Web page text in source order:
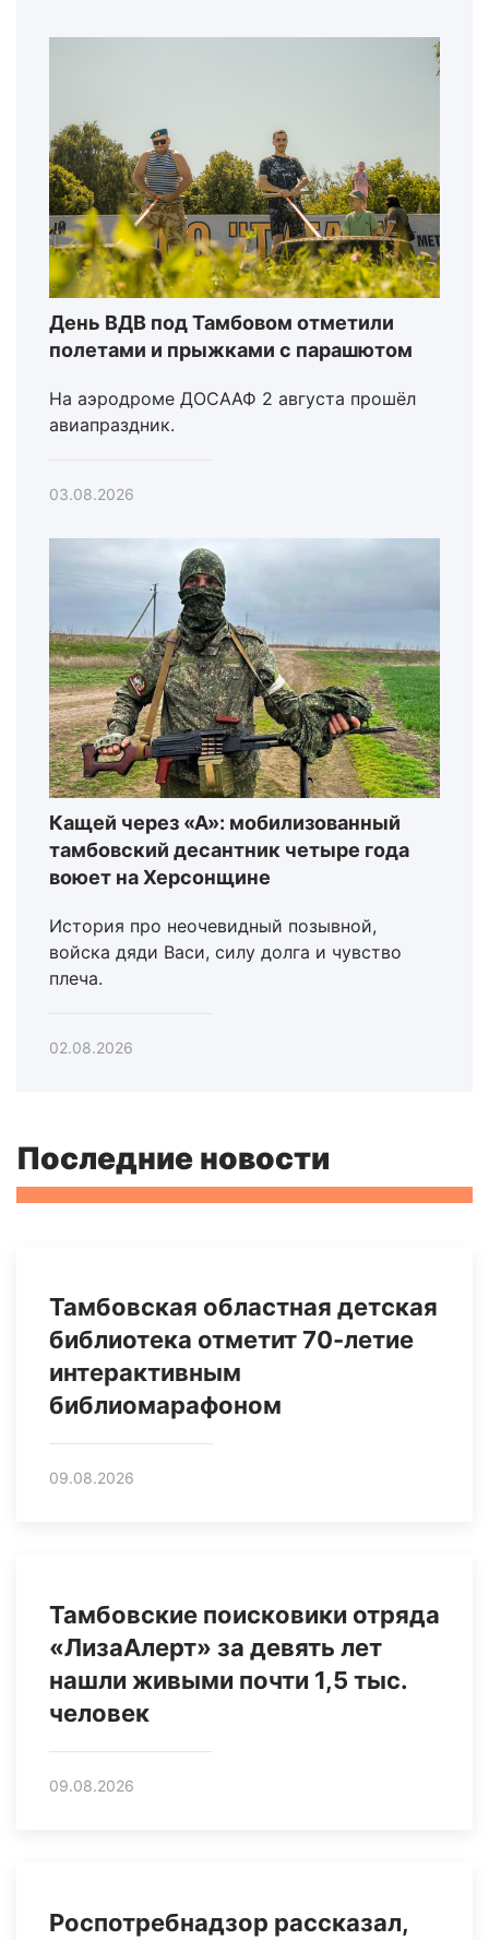
День ВДВ под Тамбовом отметили
полетами и прыжками с парашютом
На аэродроме ДОСААФ 2 августа прошёл
авиапраздник.
03.08.2026
Кащей через «А»: мобилизованный
тамбовский десантник четыре года
воюет на Херсонщине
История про неочевидный позывной,
войска дяди Васи, силу долга и чувство
плеча.
02.08.2026
Последние новости
Тамбовская областная детская
библиотека отметит 70-летие
интерактивным
библиомарафоном
09.08.2026
Тамбовские поисковики отряда
«ЛизаАлерт» за девять лет
нашли живыми почти 1,5 тыс.
человек
09.08.2026
Роспотребнадзор рассказал,